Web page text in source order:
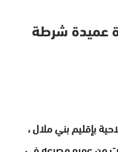
عميدة شرطة
بإقليم بني ملال ،